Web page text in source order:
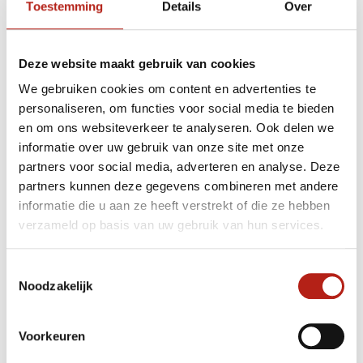
Toestemming Details Over
Deze website maakt gebruik van cookies
We gebruiken cookies om content en advertenties te
personaliseren, om functies voor social media te bieden
en om ons websiteverkeer te analyseren. Ook delen we
informatie over uw gebruik van onze site met onze
partners voor social media, adverteren en analyse. Deze
partners kunnen deze gegevens combineren met andere
informatie die u aan ze heeft verstrekt of die ze hebben
verzameld op basis van uw gebruik van hun services.
Noodzakelijk
Voorkeuren
training
omgeving
Loop je vooral kort en snel, dan wil je vaak een direct, strak
gevoel met weinig overtollige stof. Train je lang, dan wordt
demping en vochtbeheer belangrijker. Voor vechtsporters die
veel bewegen in alle richtingen, telt stabiliteit rond
middenvoet en hiel extra. En als je vaak buiten traint, denk
dan ook aan temperatuur: in de winter kan een iets dikkere
sok prettig zijn, terwijl in de zomer juist ventilatie en dunner
materiaal winnen.
werken
de boord verliest kracht, en het materiaal gaat eerder